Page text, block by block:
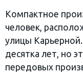
Компактное
человек,
улицы
десятка лет, но
передовых